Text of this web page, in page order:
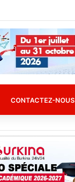
CONTACTEZ-NOUS